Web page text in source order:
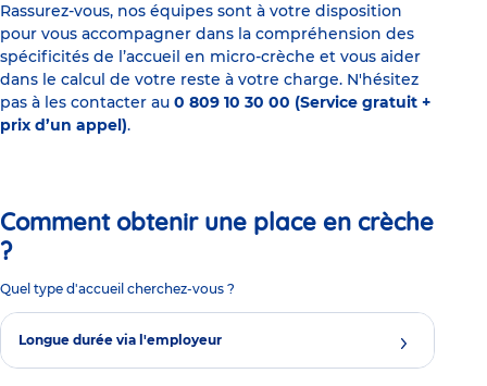
Rassurez-vous, nos équipes sont à votre disposition
pour vous accompagner dans la compréhension des
spécificités de l’accueil en micro-crèche et vous aider
dans le calcul de votre reste à votre charge. N'hésitez
pas à les contacter au 0 809 10 30 00 (Service gratuit +
prix d’un appel).
Comment obtenir une place en crèche
?
Quel type d'accueil cherchez-vous ?
Longue durée via l'employeur